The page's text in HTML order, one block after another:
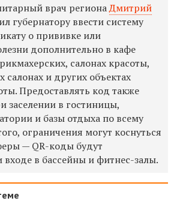
врач регионаДмитрий
губернатору ввести систему
о прививке или
дополнительно в кафе
салонах красоты,
салонах и других объектах
Предоставлять код также
заселении в гостиницы,
и базы отдыха по всему
ограничения могут коснуться
— QR-коды будут
в бассейны и фитнес-залы.